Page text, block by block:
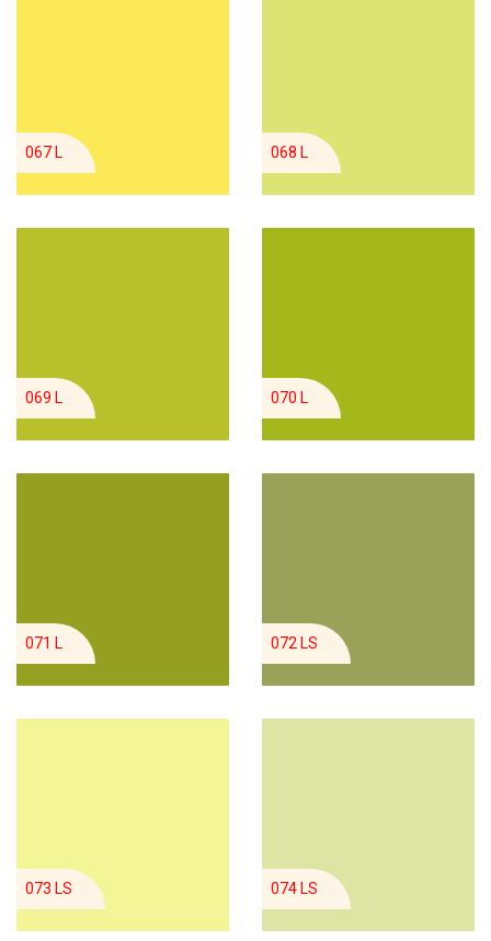
067 L 068 L
069 L 070 L
071 L 072 LS
073 LS 074 LS